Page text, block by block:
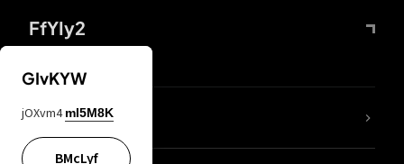
FfYIy2
DDcvSo
GIvKYW
jOXvm4 mI5M8K
BMcLyf